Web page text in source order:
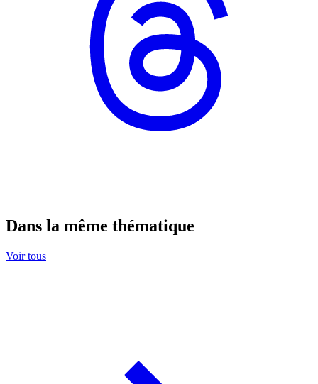
Dans la même thématique
Voir tous